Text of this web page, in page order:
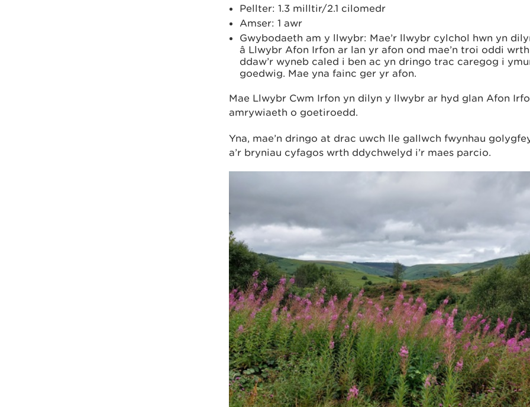
Pellter: 1.3 milltir/2.1 cilomedr
Amser: 1 awr
Gwybodaeth am y llwybr: Mae’r llwybr cylchol hwn yn
â Llwybr Afon Irfon ar lan yr afon ond mae’n troi oddi
ddaw’r wyneb caled i ben ac yn dringo trac caregog i
goedwig. Mae yna fainc ger yr afon.
Mae Llwybr Cwm Irfon yn dilyn y llwybr ar hyd glan Afon
amrywiaeth o goetiroedd.
Yna, mae’n dringo at drac uwch lle gallwch fwynhau
a’r bryniau cyfagos wrth ddychwelyd i’r maes parcio.